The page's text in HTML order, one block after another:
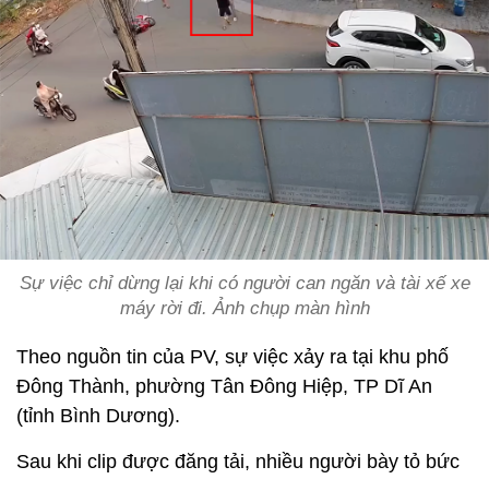
Sự việc chỉ dừng lại khi có người can ngăn và tài xế xe
máy rời đi. Ảnh chụp màn hình
Theo nguồn tin của PV, sự việc xảy ra tại khu phố
Đông Thành, phường Tân Đông Hiệp, TP Dĩ An
(tỉnh Bình Dương).
Sau khi clip được đăng tải, nhiều người bày tỏ bức